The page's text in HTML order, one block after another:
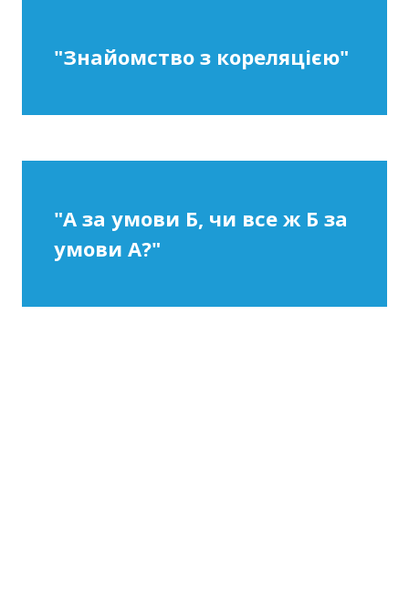
"Знайомство з кореляцією"
"А за умови Б, чи все ж Б за
умови А?"